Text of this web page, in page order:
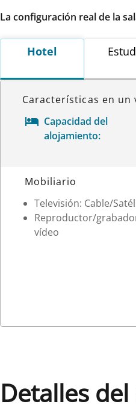
La configuración real de la
Hotel
Características en un
Capacidad del
alojamiento:
Datos de la habitación
Mobiliario
Televisión: Cable/
Reproductor/
vídeo
Detalles